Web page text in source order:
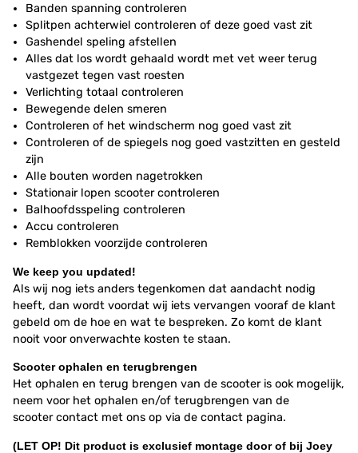
Banden spanning controleren
Splitpen achterwiel controleren of deze goed vast zit
Gashendel speling afstellen
Alles dat los wordt gehaald wordt met vet weer terug
vastgezet tegen vast roesten
Verlichting totaal controleren
Bewegende delen smeren
Controleren of het windscherm nog goed vast zit
Controleren of de spiegels nog goed vastzitten en gesteld
zijn
Alle bouten worden nagetrokken
Stationair lopen scooter controleren
Balhoofdsspeling controleren
Accu controleren
Remblokken voorzijde controleren
We keep you updated!
Als wij nog iets anders tegenkomen dat aandacht nodig
heeft, dan wordt voordat wij iets vervangen vooraf de klant
gebeld om de hoe en wat te bespreken. Zo komt de klant
nooit voor onverwachte kosten te staan.
Scooter ophalen en terugbrengen
Het ophalen en terug brengen van de scooter is ook mogelijk,
neem voor het ophalen en/of terugbrengen van de
scooter contact met ons op via de contact pagina.
(LET OP! Dit product is exclusief montage door of bij Joey